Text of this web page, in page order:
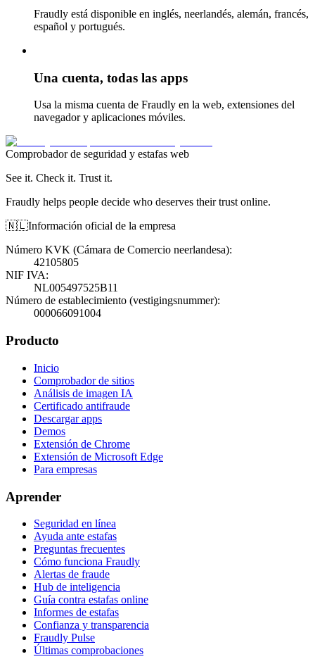
Fraudly está disponible en inglés, neerlandés, alemán, francés,
español y portugués.
Una cuenta, todas las apps
Usa la misma cuenta de Fraudly en la web, extensiones del
navegador y aplicaciones móviles.
Comprobador de seguridad y estafas web
See it. Check it. Trust it.
Fraudly helps people decide who deserves their trust online.
🇳🇱Información oficial de la empresa
Número KVK (Cámara de Comercio neerlandesa):
42105805
NIF IVA:
NL005497525B11
Número de establecimiento (vestigingsnummer):
000066091004
Producto
Inicio
Comprobador de sitios
Análisis de imagen IA
Certificado antifraude
Descargar apps
Demos
Extensión de Chrome
Extensión de Microsoft Edge
Para empresas
Aprender
Seguridad en línea
Ayuda ante estafas
Preguntas frecuentes
Cómo funciona Fraudly
Alertas de fraude
Hub de inteligencia
Guía contra estafas online
Informes de estafas
Confianza y transparencia
Fraudly Pulse
Últimas comprobaciones